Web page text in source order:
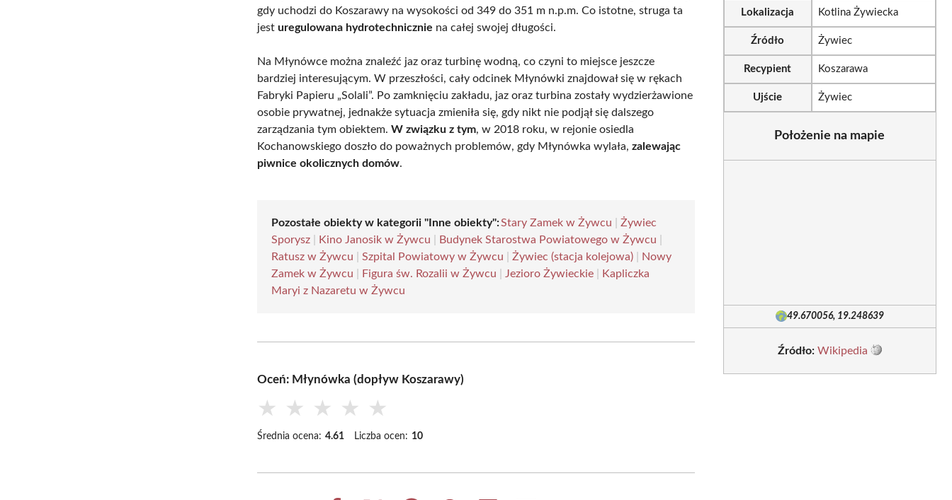
gdy uchodzi do Koszarawy na wysokości od 349 do 351 m n.p.m. Co istotne, struga ta
jesturegulowana hydrotechnicznie na całej swojej długości.
Na Młynówce można znaleźć jaz oraz turbinę wodną, co czyni to miejsce jeszcze
bardziej interesującym. W przeszłości, cały odcinek Młynówki znajdował się w rękach
Fabryki Papieru „Solali”. Po zamknięciu zakładu, jaz oraz turbina zostały wydzierżawione
osobie prywatnej, jednakże sytuacja zmieniła się, gdy nikt nie podjął się dalszego
zarządzania tym obiektem.W związku z tym, w 2018 roku, w rejonie osiedla
Kochanowskiego doszło do poważnych problemów, gdy Młynówka wylała,zalewając
piwnice okolicznych domów.
Pozostałe obiekty w kategorii "Inne obiekty":Stary Zamek w Żywcu |Żywiec
Sporysz
Kino Janosik w Żywcu Budynek Starostwa Powiatowego w Żywcu
Ratusz w Żywcu |Szpital Powiatowy w Żywcu |Żywiec (stacja kolejowa)
Nowy
Zamek w Żywcu
Figura św. Rozalii w Żywcu Jezioro Żywieckie
Kapliczka
Maryi z Nazaretu w Żywcu
Oceń: Młynówka (dopływ Koszarawy)
★ ★ ★ ★ ★
Średnia ocena: 4.61 Liczba ocen: 10
Lokalizacja Kotlina Żywiecka
Źródło Żywiec
Recypient Koszarawa
Ujście Żywiec
Położenie na mapie
49.670056, 19.248639
Źródło: Wikipedia